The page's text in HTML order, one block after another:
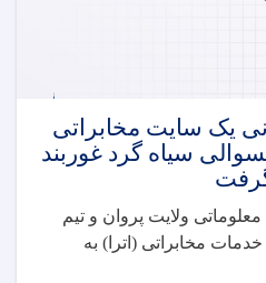
یک سایت مخابراتی
سیاه گرد غوربند
ولایت پروان و تیم
مخابراتی (اترا) به